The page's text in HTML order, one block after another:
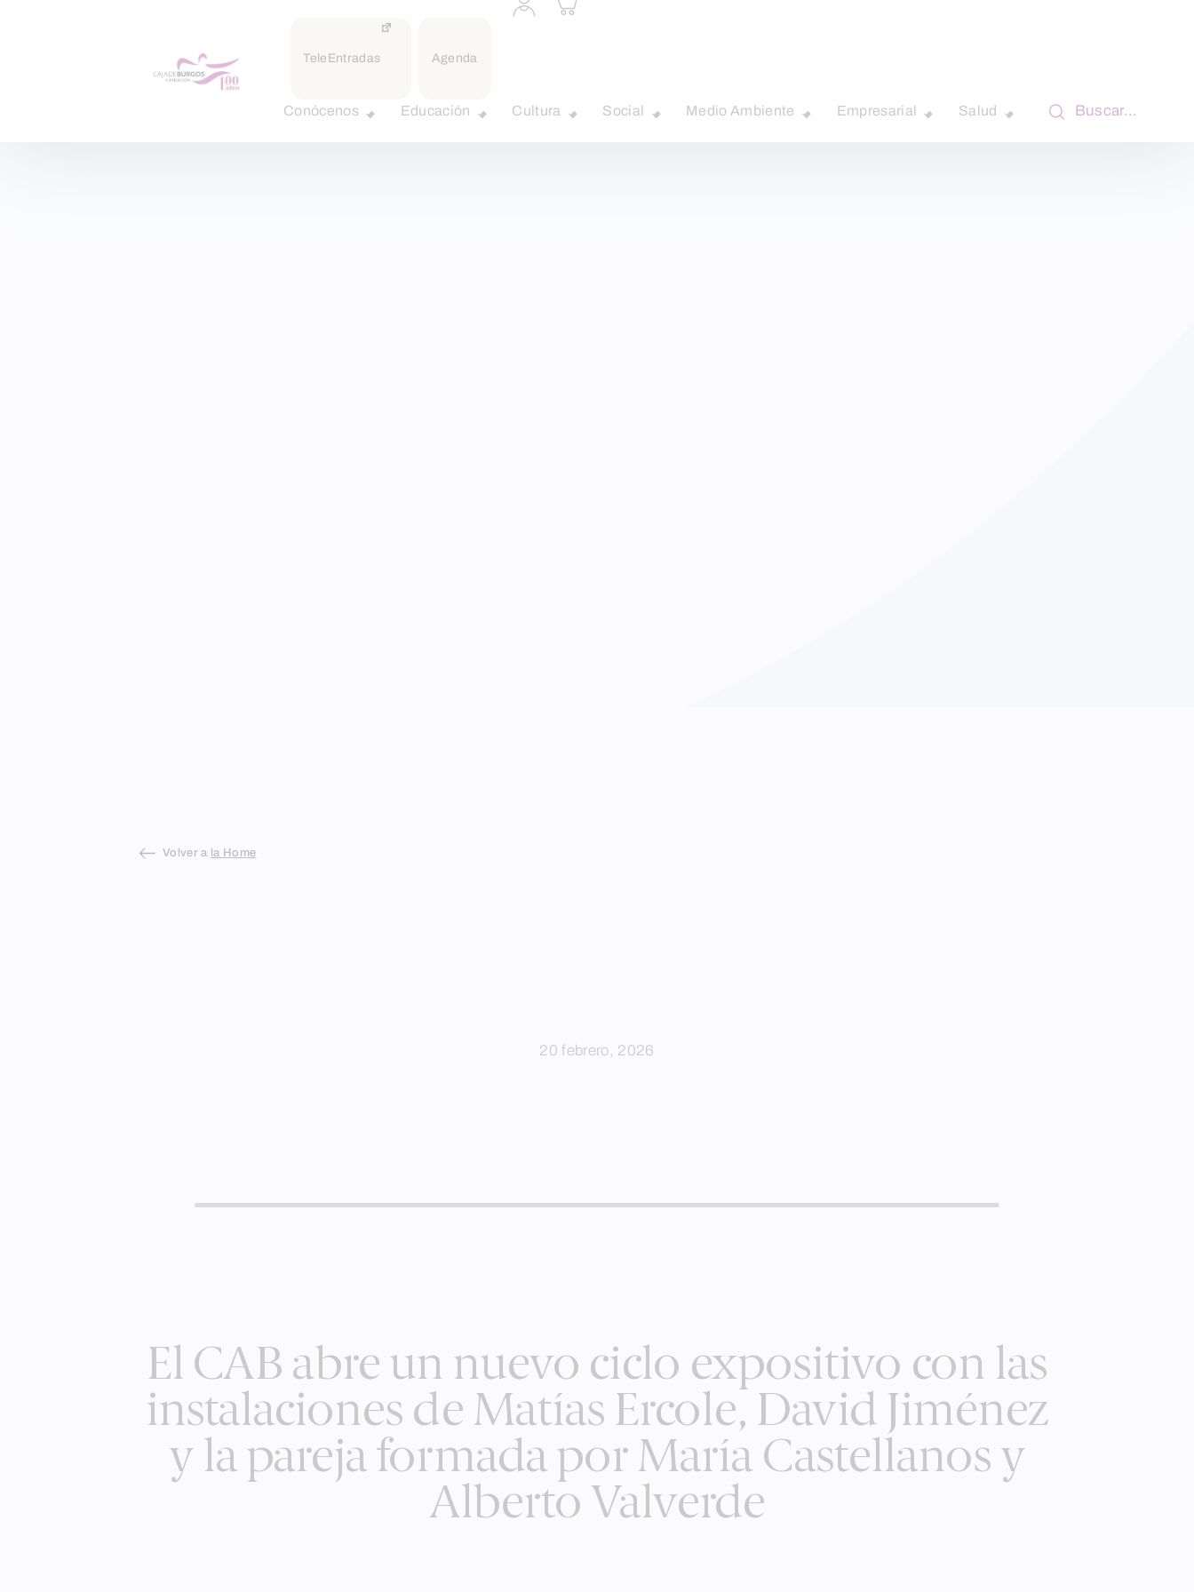
TeleEntradas Agenda
a
carrito
Conócenos Educación Cultura Social Medio Ambiente Empresarial Salud Buscar…
Volver a la Home
20 febrero, 2026
El CAB abre un nuevo ciclo expositivo con las
instalaciones de Matías Ercole, David Jiménez
y la pareja formada por María Castellanos y
Alberto Valverde